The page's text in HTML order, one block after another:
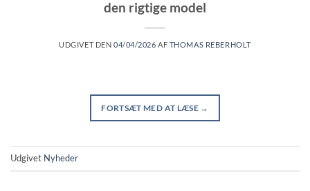
den rigtige model
UDGIVET DEN 04/04/2026 AF THOMAS REBERHOLT
FORTSÆT MED AT LÆSE →
Udgivet Nyheder